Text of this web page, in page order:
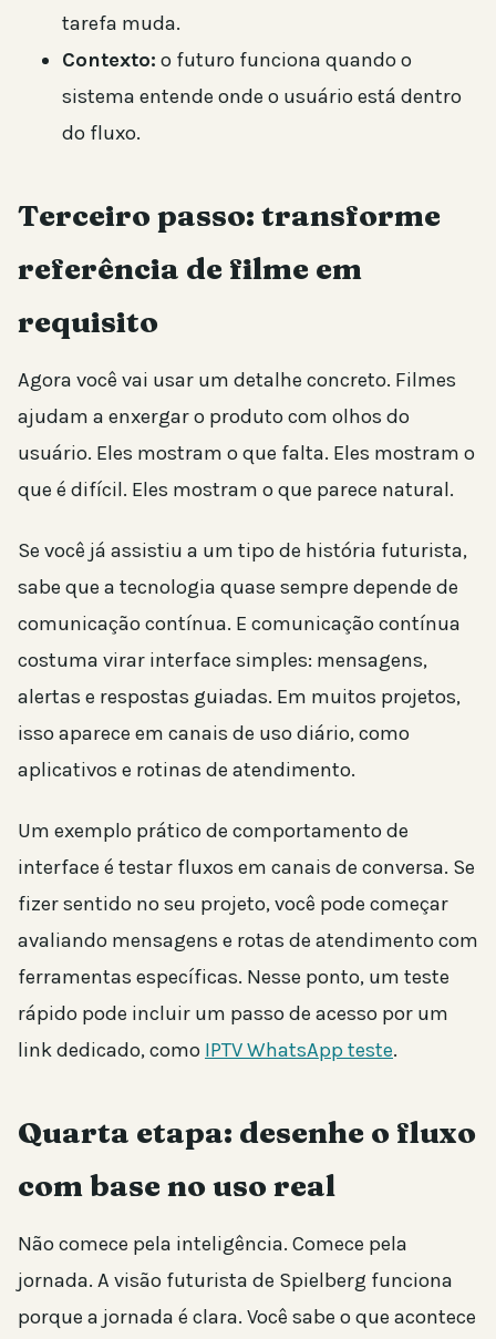
tarefa muda.
Contexto: o futuro funciona quando o
sistema entende onde o usuário está dentro
do fluxo.
Terceiro passo: transforme
referência de filme em
requisito
Agora você vai usar um detalhe concreto. Filmes
ajudam a enxergar o produto com olhos do
usuário. Eles mostram o que falta. Eles mostram o
que é difícil. Eles mostram o que parece natural.
Se você já assistiu a um tipo de história futurista,
sabe que a tecnologia quase sempre depende de
comunicação contínua. E comunicação contínua
costuma virar interface simples: mensagens,
alertas e respostas guiadas. Em muitos projetos,
isso aparece em canais de uso diário, como
aplicativos e rotinas de atendimento.
Um exemplo prático de comportamento de
interface é testar fluxos em canais de conversa. Se
fizer sentido no seu projeto, você pode começar
avaliando mensagens e rotas de atendimento com
ferramentas específicas. Nesse ponto, um teste
rápido pode incluir um passo de acesso por um
link dedicado, como IPTV WhatsApp teste.
Quarta etapa: desenhe o fluxo
com base no uso real
Não comece pela inteligência. Comece pela
jornada. A visão futurista de Spielberg funciona
porque a jornada é clara. Você sabe o que acontece